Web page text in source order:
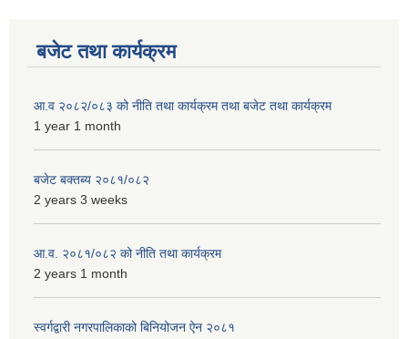
बजेट तथा कार्यक्रम
आ.व २०८२/०८३ को नीति तथा कार्यक्रम तथा बजेट तथा कार्यक्रम
1 year 1 month
बजेट बक्तब्य २०८१/०८२
2 years 3 weeks
आ.व. २०८१/०८२ को नीति तथा कार्यक्रम
2 years 1 month
स्वर्गद्वारी नगरपालिकाको बिनियोजन ऐन २०८१